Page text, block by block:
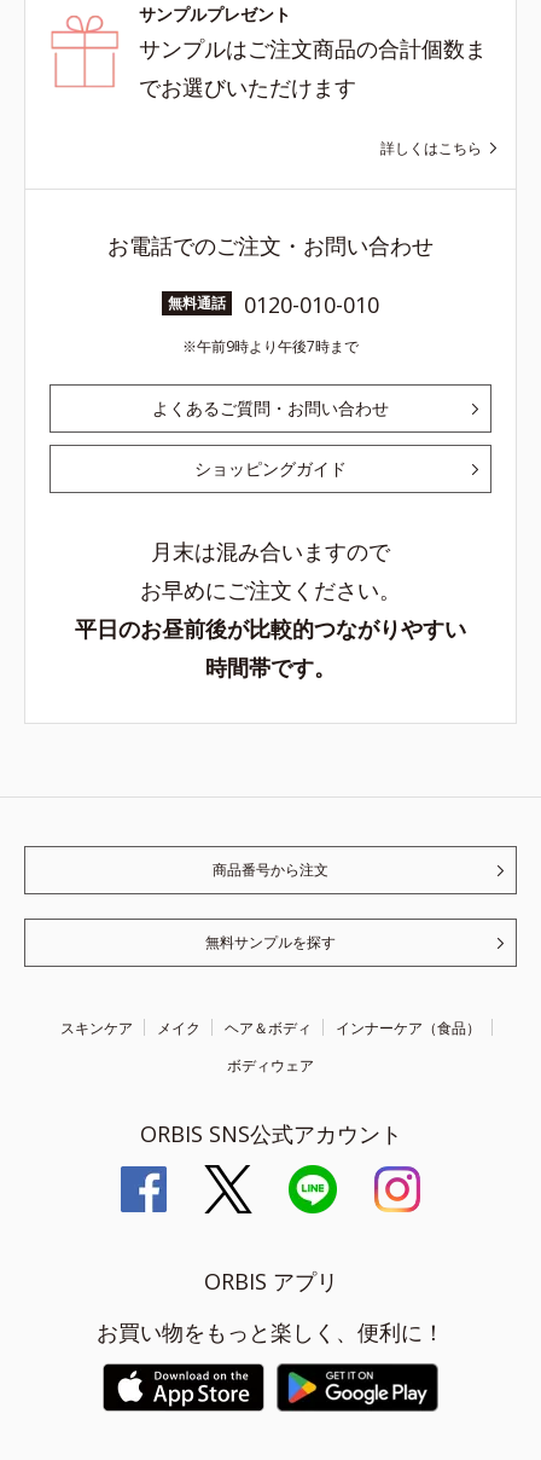
サンプルプレゼント
サンプルはご注文商品の合計個数ま
でお選びいただけます
詳しくはこちら
お電話でのご注文・お問い合わせ
無料通話 0120-010-010
午前9時より午後7時まで
よくあるご質問・お問い合わせ
ショッピングガイド
月末は混み合いますので
お早めにご注文ください。
平日のお昼前後が比較的つながりやすい
時間帯です。
商品番号から注文
無料サンプルを探す
スキンケア メイク ヘア＆ボディ
インナーケア（食品）
ボディウェア
ORBIS SNS公式アカウント
ORBIS アプリ
お買い物をもっと楽しく、便利に！